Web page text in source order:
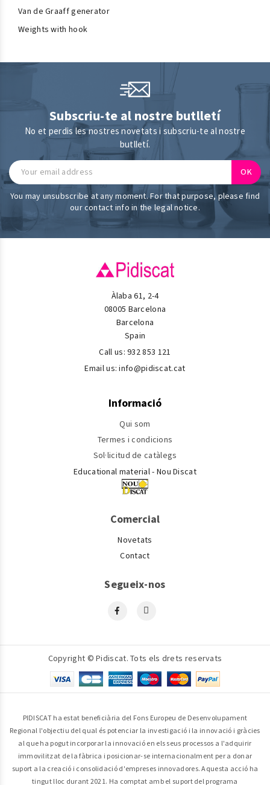
Van de Graaff generator
Weights with hook
Subscriu-te al nostre butlletí
No et perdis les nostres novetats i subscriu-te al nostre
butlletí.
You may unsubscribe at any moment. For that purpose, please find
our contact info in the legal notice.
Àlaba 61, 2-4
08005 Barcelona
Barcelona
Spain
Call us:932 853 121
Email us:info@pidiscat.cat
Informació
Qui som
Termes i condicions
Sol·licitud de catàlegs
Educational material - Nou Discat
Comercial
Novetats
Contact
Segueix-nos
Copyright © Pidiscat. Tots els drets reservats
PIDISCAT ha estat beneficiària del Fons Europeu de Desenvolupament
Regional l'objectiu del qual és potenciar la investigació i la innovació i gràcies
al que ha pogut incorporar la innovació en els seus processos a l'adquirir
immovilitzat de la fàbrica i posicionar-se internacionalment per a donar
suport a la creació i consolidació d'empreses innovadores. Aquesta acció ha
tingut lloc durant 2021. Ha comptat amb el suport del programa